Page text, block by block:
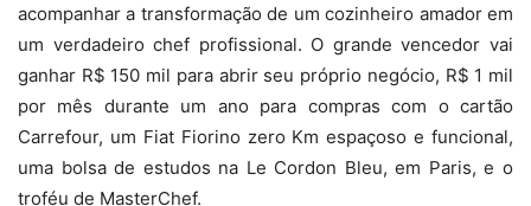
acompanhar a transformação de um cozinheiro amador em
um verdadeiro chef profissional. O grande vencedor vai
ganhar R$ 150 mil para abrir seu próprio negócio, R$ 1 mil
por mês durante um ano para compras com o cartão
Carrefour, um Fiat Fiorino zero Km espaçoso e funcional,
uma bolsa de estudos na Le Cordon Bleu, em Paris, e o
troféu de MasterChef.